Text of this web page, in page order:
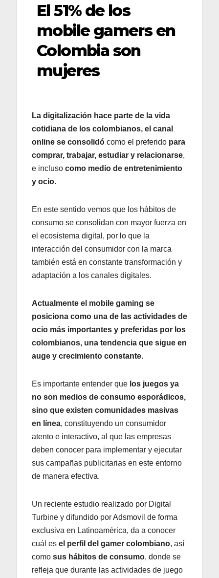
El 51% de los
mobile gamers en
Colombia son
mujeres
La digitalización hace parte de la vida
cotidiana de los colombianos, el canal
online se consolidó como el preferido para
comprar, trabajar, estudiar y relacionarse,
e incluso como medio de entretenimiento
y ocio.
En este sentido vemos que los hábitos de
consumo se consolidan con mayor fuerza en
el ecosistema digital, por lo que la
interacción del consumidor con la marca
también está en constante transformación y
adaptación a los canales digitales.
Actualmente el mobile gaming se
posiciona como una de las actividades de
ocio más importantes y preferidas por los
colombianos, una tendencia que sigue en
auge y crecimiento constante.
Es importante entender que los juegos ya
no son medios de consumo esporádicos,
sino que existen comunidades masivas
en línea, constituyendo un consumidor
atento e interactivo, al que las empresas
deben conocer para implementar y ejecutar
sus campañas publicitarias en este entorno
de manera efectiva.
Un reciente estudio realizado por Digital
Turbine y difundido por Adsmovil de forma
exclusiva en Latinoamérica, da a conocer
cuál es el perfil del gamer colombiano, así
como sus hábitos de consumo, donde se
refleja que durante las actividades de juego